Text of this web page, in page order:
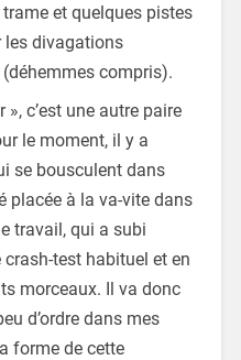
et quelques pistes
les divagations
compris).
c’est une autre paire
le moment, il y a
se bousculent dans
placée à la va-vite dans
travail, qui a subi
test habituel et en
morceaux. Il va donc
d’ordre dans mes
forme de cette